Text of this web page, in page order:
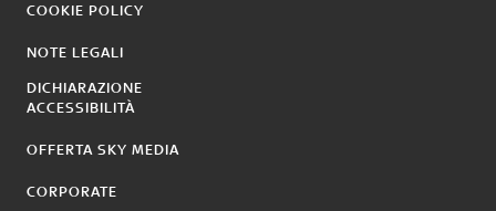
COOKIE POLICY
NOTE LEGALI
DICHIARAZIONE
ACCESSIBILITÀ
OFFERTA SKY MEDIA
CORPORATE